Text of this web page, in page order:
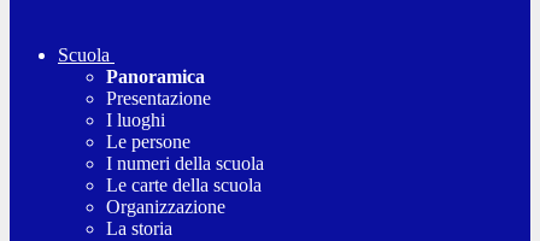
Scuola
Panoramica
Presentazione
I luoghi
Le persone
I numeri della scuola
Le carte della scuola
Organizzazione
La storia